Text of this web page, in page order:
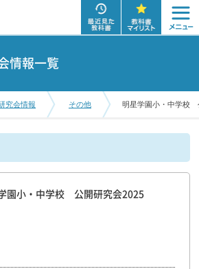
情報一覧
究会情報 その他 明星学園小・中学校
園小・中学校 公開研究会2025